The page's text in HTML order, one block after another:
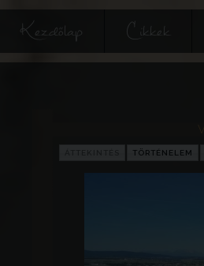
Kezdőlap Cikkek
TÖRTÉNELEM